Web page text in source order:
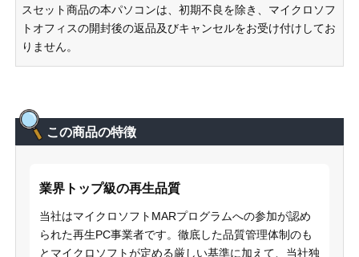
スセット商品の本パソコンは、初期不良を除き、マイクロソフ
トオフィスの開封後の返品及びキャンセルをお受け付けしてお
りません。
この商品の特徴
業界トップ級の再生品質
当社はマイクロソフトMARプログラムへの参加が認め
られた再生PC事業者です。徹底した品質管理体制のも
とマイクロソフトが定める厳しい基準に加えて、当社独